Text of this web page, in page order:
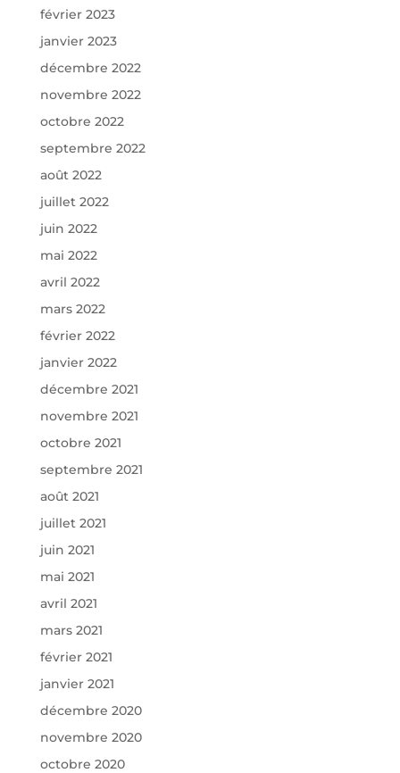
février 2023
janvier 2023
décembre 2022
novembre 2022
octobre 2022
septembre 2022
août 2022
juillet 2022
juin 2022
mai 2022
avril 2022
mars 2022
février 2022
janvier 2022
décembre 2021
novembre 2021
octobre 2021
septembre 2021
août 2021
juillet 2021
juin 2021
mai 2021
avril 2021
mars 2021
février 2021
janvier 2021
décembre 2020
novembre 2020
octobre 2020